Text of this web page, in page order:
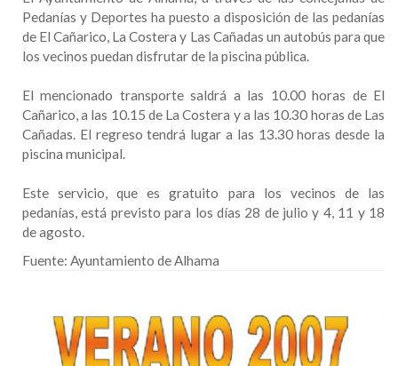
Pedanías y Deportes ha puesto a disposición de las pedanías
de El Cañarico, La Costera y Las Cañadas un autobús para que
los vecinos puedan disfrutar de la piscina pública.
El mencionado transporte saldrá a las 10.00 horas de El
Cañarico, a las 10.15 de La Costera y a las 10.30 horas de Las
Cañadas. El regreso tendrá lugar a las 13.30 horas desde la
piscina municipal.
Este servicio, que es gratuito para los vecinos de las
pedanías, está previsto para los días 28 de julio y 4, 11 y 18
de agosto.
Fuente: Ayuntamiento de Alhama